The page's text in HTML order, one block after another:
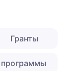
Гранты
программы